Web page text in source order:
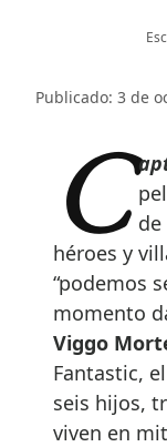
Publicado: 3 de
héroes y
“podemos
momento
Viggo
Fantastic,
seis hijos,
viven en